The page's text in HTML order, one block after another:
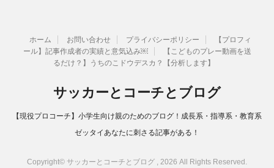
ホーム お問い合わせ プライバシーポリシー
【プロフィ
ール】記事作成者の実績と意気込み￼
【こどものプレー動画を送
るだけ？】うちのこドウデスカ？【分析します】
サッカーとコーチとブログ
【現役プロコーチ】小学生向け親のためのブログ！成長系・指導系・教育系
ゼッタイあなたに刺さる記事がある！
Copyright© サッカーとコーチとブログ , 2026 All Rights Reserved.